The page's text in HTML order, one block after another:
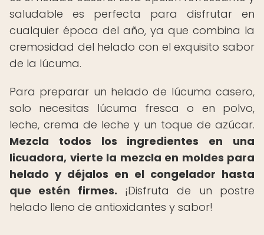
saludable es perfecta para disfrutar en
cualquier época del año, ya que combina la
cremosidad del helado con el exquisito sabor
de la lúcuma.
Para preparar un helado de lúcuma casero,
solo necesitas lúcuma fresca o en polvo,
leche, crema de leche y un toque de azúcar.
Mezcla todos los ingredientes en una
licuadora, vierte la mezcla en moldes para
helado y déjalos en el congelador hasta
que estén firmes. ¡Disfruta de un postre
helado lleno de antioxidantes y sabor!